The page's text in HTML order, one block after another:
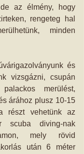
az élmény, hogy
rengeteg hal
minden
vizsgázni, csupán
merülést,
árához plusz 10-15
részt vehetünk az
scuba diving-nak
mely rövid
után 6 méter